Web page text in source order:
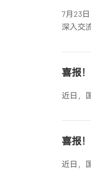
7月23
深入交
喜报
近日，
喜报
近日，